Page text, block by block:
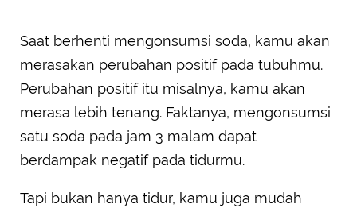
Saat berhenti mengonsumsi soda, kamu akan
merasakan perubahan positif pada tubuhmu.
Perubahan positif itu misalnya, kamu akan
merasa lebih tenang. Faktanya, mengonsumsi
satu soda pada jam 3 malam dapat
berdampak negatif pada tidurmu.
Tapi bukan hanya tidur, kamu juga mudah